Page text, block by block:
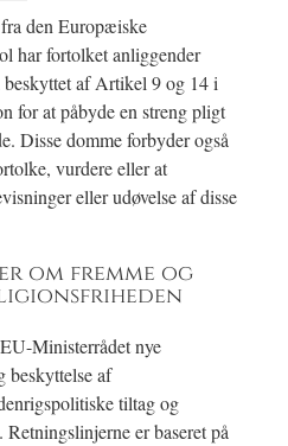
den Europæiske
har fortolket anliggender
af Artikel 9 og 14 i
for at påbyde en streng pligt
Disse domme forbyder også
vurdere eller at
eller udøvelse af disse
om fremme og
Ministerrådet nye
beskyttelse af
tiltag og
er baseret på